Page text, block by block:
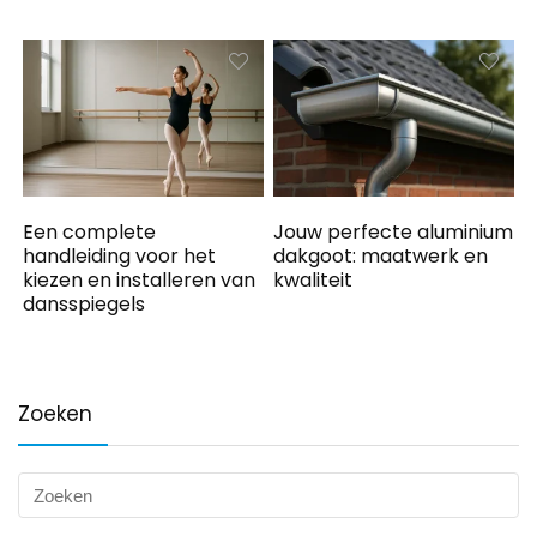
Een complete
handleiding voor het
kiezen en installeren van
dansspiegels
Jouw perfecte aluminium
dakgoot: maatwerk en
kwaliteit
Zoeken